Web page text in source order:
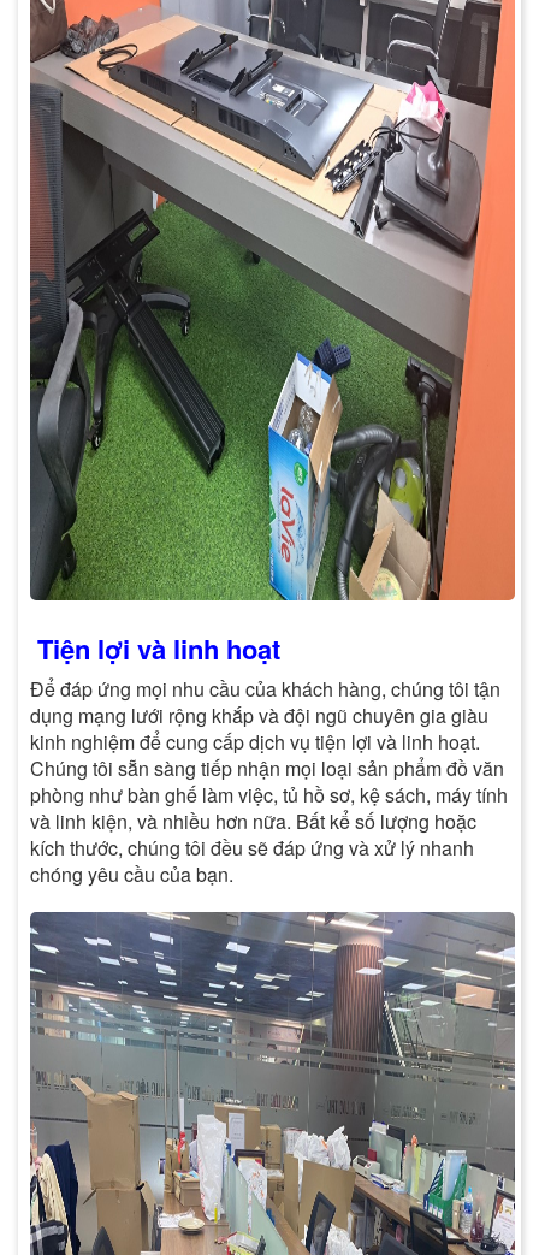
Tiện lợi và linh hoạt
Để đáp ứng mọi nhu cầu của khách hàng, chúng tôi tận
dụng mạng lưới rộng khắp và đội ngũ chuyên gia giàu
kinh nghiệm để cung cấp dịch vụ tiện lợi và linh hoạt.
Chúng tôi sẵn sàng tiếp nhận mọi loại sản phẩm đồ văn
phòng như bàn ghế làm việc, tủ hồ sơ, kệ sách, máy tính
và linh kiện, và nhiều hơn nữa. Bất kể số lượng hoặc
kích thước, chúng tôi đều sẽ đáp ứng và xử lý nhanh
chóng yêu cầu của bạn.